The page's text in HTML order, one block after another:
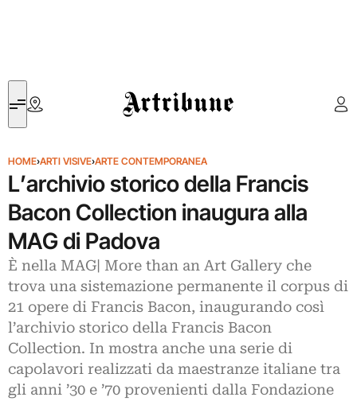
Artribune
HOME›ARTI VISIVE›ARTE CONTEMPORANEA
L’archivio storico della Francis
Bacon Collection inaugura alla
MAG di Padova
È nella MAG| More than an Art Gallery che
trova una sistemazione permanente il corpus di
21 opere di Francis Bacon, inaugurando così
l’archivio storico della Francis Bacon
Collection. In mostra anche una serie di
capolavori realizzati da maestranze italiane tra
gli anni ’30 e ’70 provenienti dalla Fondazione